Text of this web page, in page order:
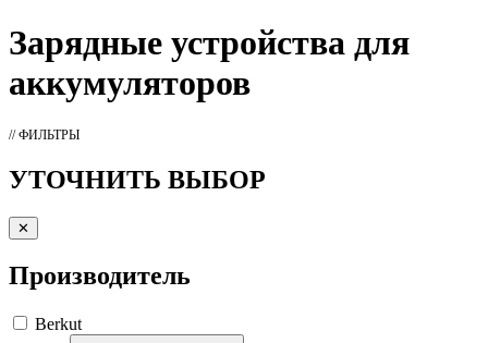
Зарядные устройства для
аккумуляторов
// ФИЛЬТРЫ
УТОЧНИТЬ ВЫБОР
✕
Производитель
Berkut